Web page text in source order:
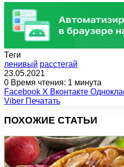
Теги
ленивый расстегай
23.05.2021
0 Время чтения: 1 минута
Facebook X Вконтакте
Viber Печатать
ПОХОЖИЕ СТАТЬИ